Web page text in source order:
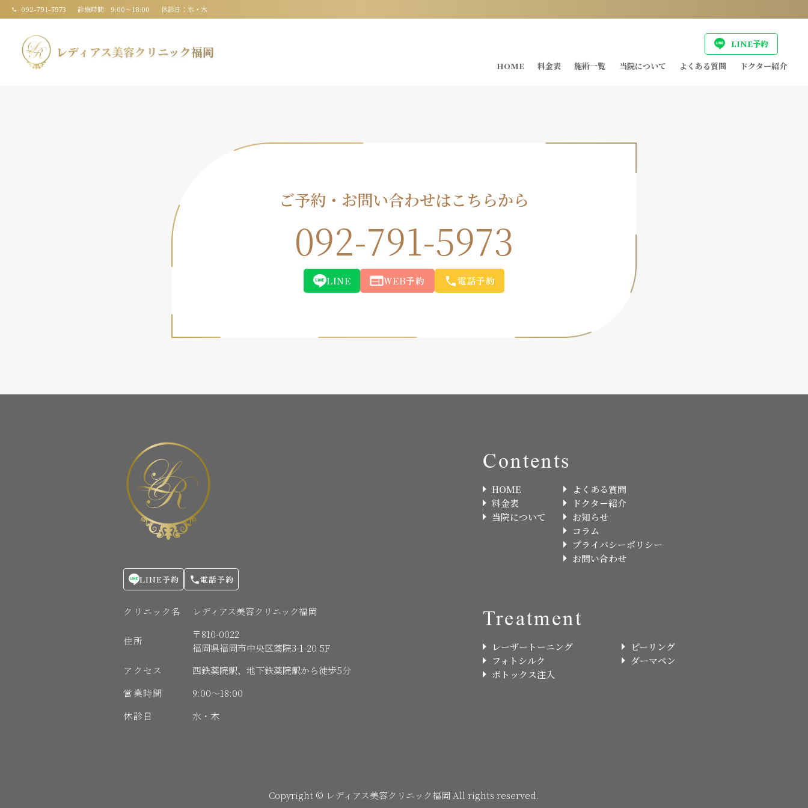
092-791-5973 診療時間 9:00〜18:00 休診日：水・木
レディアス美容クリニック福岡
LINE予約
HOME
料金表 施術一覧 当院について よくある質問 ドクター紹介
ご予約・お問い合わせはこちらから
092-791-5973
LINE WEB予約 電話予約
LINE予約 電話予約
クリニック名 レディアス美容クリニック福岡
住所
〒810-0022
福岡県福岡市中央区薬院3-1-20 5F
アクセス
西鉄薬院駅、地下鉄薬院駅から徒歩5分
営業時間
9:00〜18:00
休診日
水・木
Contents
HOME
料金表
当院について
よくある質問
ドクター紹介
お知らせ
コラム
プライバシーポリシー
お問い合わせ
Treatment
レーザートーニング
フォトシルク
ボトックス注入
ピーリング
ダーマペン
Copyright © レディアス美容クリニック福岡 All rights reserved.